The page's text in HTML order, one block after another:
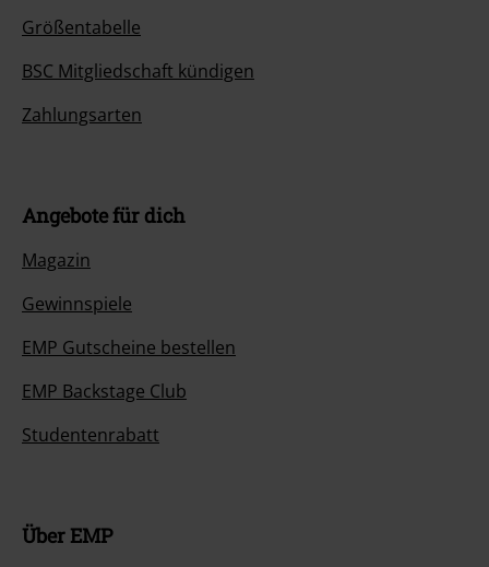
Größentabelle
BSC Mitgliedschaft kündigen
Zahlungsarten
Angebote für dich
Magazin
Gewinnspiele
EMP Gutscheine bestellen
EMP Backstage Club
Studentenrabatt
Über EMP